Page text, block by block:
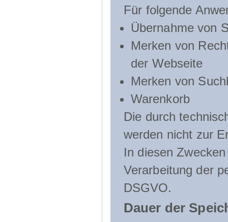
Für folgende
Übernahme von
Merken von
der Webseite
Merken von
Warenkorb
Die durch
werden nicht zur
In diesen
Verarbeitung der
DSGVO.
Dauer der